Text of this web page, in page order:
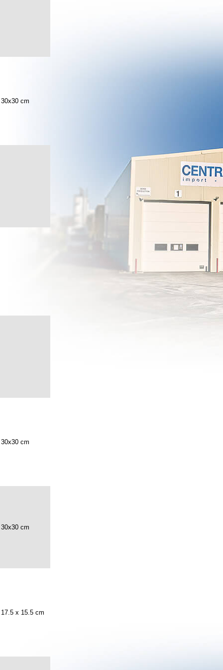
30x30 cm
30x30 cm
30x30 cm
17.5 x 15.5 cm